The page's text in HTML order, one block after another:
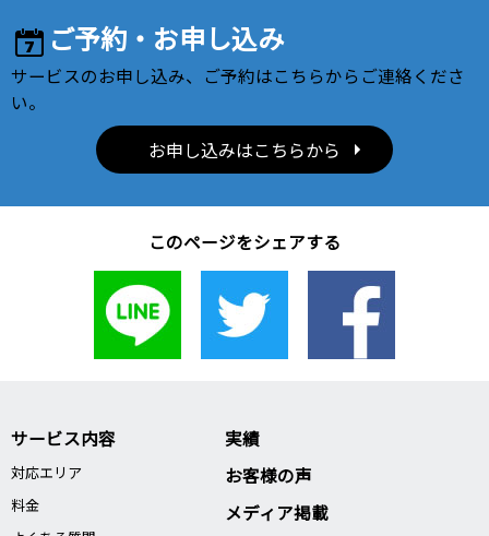
ご予約・お申し込み
サービスのお申し込み、ご予約はこちらからご連絡くださ
い。
お申し込みはこちらから
このページをシェアする
サービス内容
対応エリア
料金
実績
お客様の声
メディア掲載